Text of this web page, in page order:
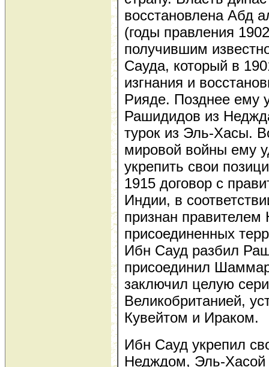
восстановлена Абд
(годы правления
получившим
Сауда, который в
изгнания и
Рияде. Позднее ему
Рашидидов из
турок из Эль-Хасы.
мировой войны ему
укрепить свои
1915 договор с
Индии, в
признан
присоединенных
Ибн Сауд разбил
присоединил
заключил целую
Великобританией,
Кувейтом и Ираком.
Ибн Сауд укрепил
Недждом, Эль-